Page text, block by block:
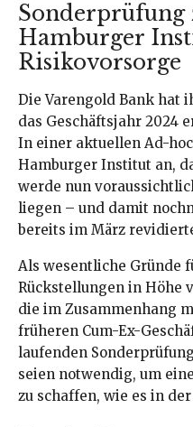
Sonderprüfung
Hamburger
Risikovorsorge
Die Varengold Bank hat
das Geschäftsjahr 2024
In einer aktuellen Ad-
Hamburger Institut an,
werde nun
liegen – und damit
bereits im März
Als wesentliche Gründe
Rückstellungen in Höhe
die im Zusammenhang
früheren Cum-Ex-
laufenden
seien notwendig, um
zu schaffen, wie es in